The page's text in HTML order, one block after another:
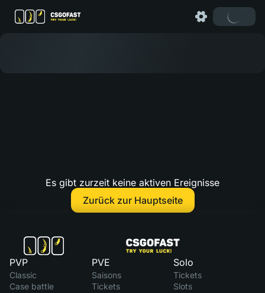
Es gibt zurzeit keine aktiven Ereignisse
Zurück zur Hauptseite
PVP
Classic
Case battle
PVE
Saisons
Tickets
Solo
Tickets
Slots